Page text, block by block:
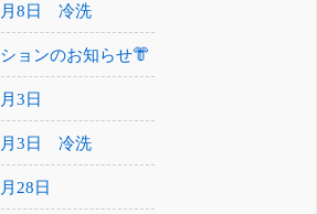
8日 冷洗
ョンのお知らせ👘
3日
3日 冷洗
28日